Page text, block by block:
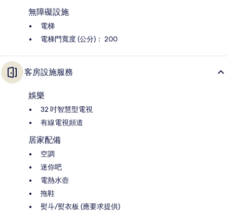
無障礙設施
電梯
電梯門寬度 (公分)： 200
客房設施服務
娛樂
32 吋智慧型電視
有線電視頻道
居家配備
空調
迷你吧
電熱水壺
拖鞋
熨斗/熨衣板 (應要求提供)